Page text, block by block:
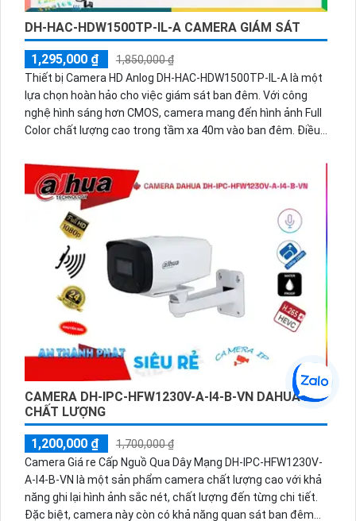
DH-HAC-HDW1500TP-IL-A CAMERA GIÁM SÁT
1,295,000 ₫
1,850,000 ₫
Thiết bị Camera HD Anlog DH-HAC-HDW1500TP-IL-A là một
lựa chọn hoàn hảo cho việc giám sát ban đêm. Với công
nghệ hình sáng hơn CMOS, camera mang đến hình ảnh Full
Color chất lượng cao trong tầm xa 40m vào ban đêm. Điều
hơn. Được trang bị công nghệ mới AHD, CVI, TVI và BCS,
thiết bị đảm bảo chất lượng sắc nét và ổn định vượt trội với
độ phân giải lên đến 5.0 MP. Camera này cũng tương thích
với các đầu ghi tích hợp công nghệ nhìn đêm chất lượng,
cho phép xem hình ảnh có màu sắc vào ban đêm. Tóm lại,
với thiết bị Camera HD Anlog DH-HAC-HDW1500TP-IL-A, bạn
sẽ có một hệ thống giám sát ban đêm chất lượng và tiết
CAMERA DH-IPC-HFW1230V-A-I4-B-VN DAHUA
CHẤT LƯỢNG
1,200,000 ₫
1,700,000 ₫
Camera Giá re Cấp Nguồ Qua Dây Mạng DH-IPC-HFW1230V-
A-I4-B-VN là một sản phẩm camera chất lượng cao với khả
năng ghi lại hình ảnh sắc nét, chất lượng đến từng chi tiết.
Đặc biệt, camera này còn có khả năng quan sát ban đêm